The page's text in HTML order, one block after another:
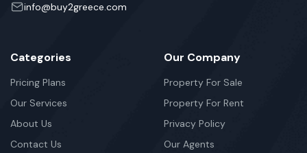
info@buy2greece.com
Categories
Pricing Plans
Our Services
About Us
Contact Us
Our Company
Property For Sale
Property For Rent
Privacy Policy
Our Agents